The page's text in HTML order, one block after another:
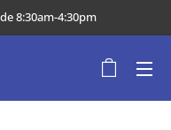
8:30am-4:30pm